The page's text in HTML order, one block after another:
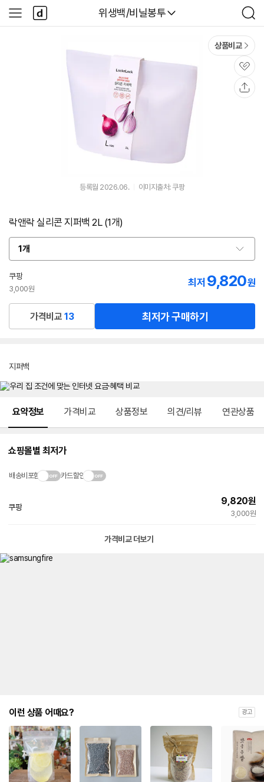
다나와
위생백/비닐봉투
검
색
사
이
다
나
와
상품비교
관
심
등록월 2026.06. 이미지출처: 쿠팡
락앤락 실리콘 지퍼백 2L (1개)
1개
옵
션
선
택
쿠팡
3,000원
최저 9,820원
가격비교 13 최저가 구매하기
지퍼백
요약정보 가격비교 상품정보 의견/리뷰 연관상품
쇼핑몰별 최저가
배송비포함 카드할인
쿠팡
9,820원
3,000원
가격비교 더보기
이런 상품 어때요? 광고